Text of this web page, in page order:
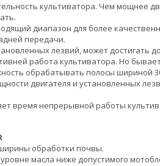
культиватора. Чем мощнее
диапазон для более
передачи.
лезвий, может достигать
работа культиватора. Но
обрабатывать полосы шириной
двигателя и установленных
время непрерывной работы
обработки почвы.
масла ниже допустимого